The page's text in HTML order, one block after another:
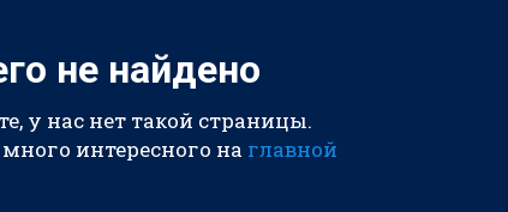
не найдено
у нас нет такой страницы.
интересного на главной